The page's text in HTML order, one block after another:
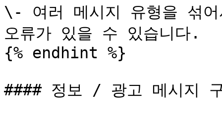
\- 여러 메시지 유형을 섞
오류가 있을 수 있습니다.
{% endhint %}
#### 정보 / 광고 메시